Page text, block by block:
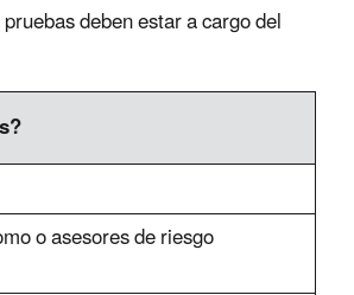
deben estar a cargo del
o asesores de riesgo